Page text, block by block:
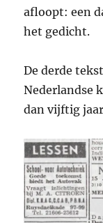
afloopt: een
het gedicht.
De derde
Nederlandse
dan vijftig